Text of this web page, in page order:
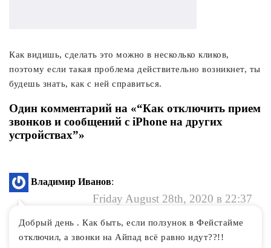
Как видишь, сделать это можно в несколько кликов,
поэтому если такая проблема действительно возникнет, ты
будешь знать, как с ней справиться.
Один комментарий на «“Как отключить прием
звонков и сообщений с iPhone на других
устройствах”»
Владимир Иванов:
Friday August 28th, 2020 в 22:37
Добрый день . Как быть, если ползунок в Фейстайме
отключил, а звонки на Айпад всё равно идут??!!